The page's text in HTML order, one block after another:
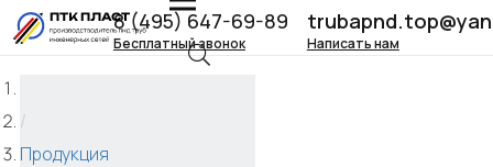
8 (495) 647-69-89
Бесплатный звонок Написать нам
/
Продукция